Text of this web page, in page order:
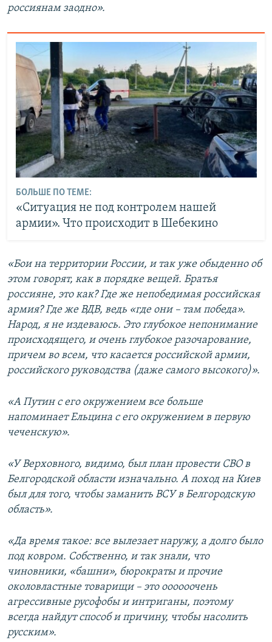
россиянам заодно».
БОЛЬШЕ ПО ТЕМЕ:
«Ситуация не под контролем нашей
армии». Что происходит в Шебекино
«Бои на территории России, и так уже обыденно об
этом говорят, как в порядке вещей. Братья
россияне, это как? Где же непобедимая российская
армия? Где же ВДВ, ведь «где они – там победа».
Народ, я не издеваюсь. Это глубокое непонимание
происходящего, и очень глубокое разочарование,
причем во всем, что касается российской армии,
российского руководства (даже самого высокого)».
«А Путин с его окружением все больше
напоминает Ельцина с его окружением в первую
чеченскую».
«У Верховного, видимо, был план провести СВО в
Белгородской области изначально. А поход на Киев
был для того, чтобы заманить ВСУ в Белгородскую
область».
«Да время такое: все вылезает наружу, а долго было
под ковром. Собственно, и так знали, что
чиновники, «башни», бюрократы и прочие
околовластные товарищи – это оооооочень
агрессивные русофобы и интриганы, поэтому
всегда найдут способ и причину, чтобы насолить
русским».